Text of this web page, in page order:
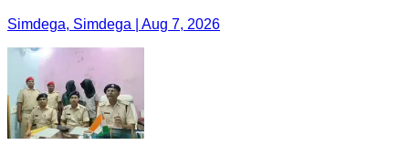
Simdega, Simdega | Aug 7, 2026